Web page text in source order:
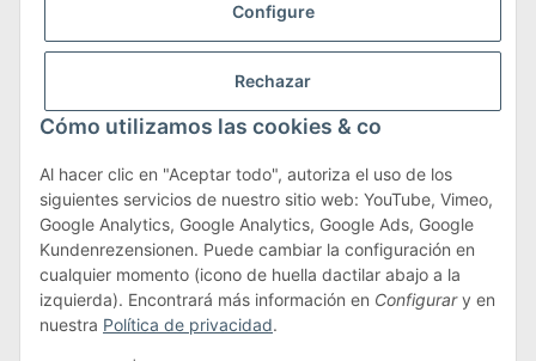
Configure
Rechazar
Cómo utilizamos las cookies & co
Al hacer clic en "Aceptar todo", autoriza el uso de los
siguientes servicios de nuestro sitio web: YouTube, Vimeo,
Google Analytics, Google Analytics, Google Ads, Google
Kundenrezensionen. Puede cambiar la configuración en
cualquier momento (icono de huella dactilar abajo a la
izquierda). Encontrará más información en Configurary en
nuestra Política de privacidad.
Más información sobre transporte y devoluciones
Términos y condiciones
#global.withdrawalForm#